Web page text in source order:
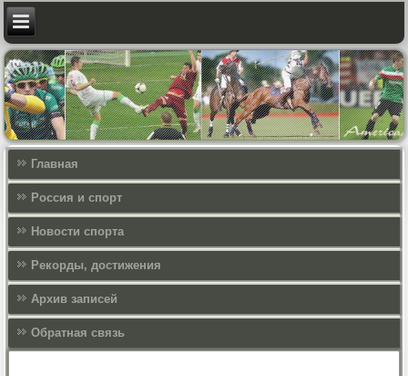
Главная
Россия и спорт
Новости спорта
Рекорды, достижения
Архив записей
Обратная связь